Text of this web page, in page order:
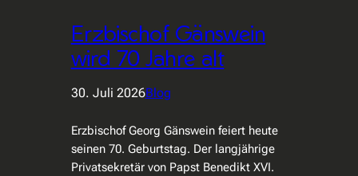
Erzbischof Gänswein
wird 70 Jahre alt
30. Juli 2026Blog
Erzbischof Georg Gänswein feiert heute
seinen 70. Geburtstag. Der langjährige
Privatsekretär von Papst Benedikt XVI.